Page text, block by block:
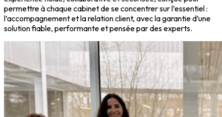
permettre à chaque cabinet de se concentrer sur l’essentiel :
l’accompagnement et la relation client, avec la garantie d’une
solution fiable, performante et pensée par des experts.